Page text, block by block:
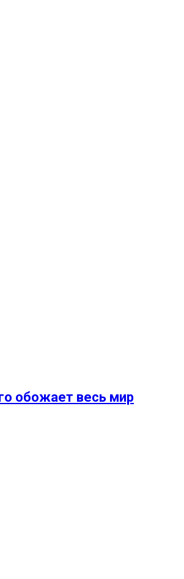
обожает весь мир